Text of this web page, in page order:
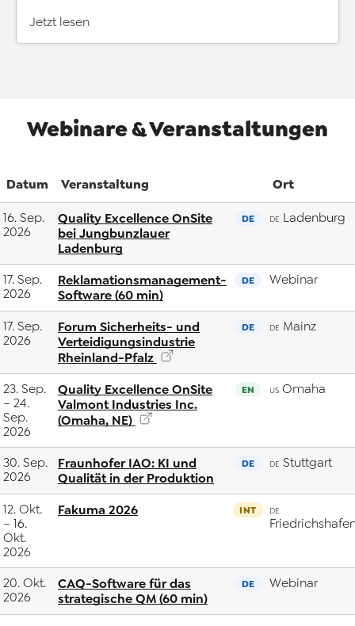
Jetzt lesen
Webinare & Veranstaltungen
Datum Veranstaltung Ort
16. Sep.
2026
Quality Excellence OnSite
bei Jungbunzlauer
Ladenburg
DE DE Ladenburg
17. Sep.
2026
Reklamationsmanagement-
Software (60 min)
DE Webinar
17. Sep.
2026
Forum Sicherheits- und
Verteidigungsindustrie
Rheinland-Pfalz
DE DE Mainz
23. Sep.
– 24.
Sep.
2026
Quality Excellence OnSite
Valmont Industries Inc.
(Omaha, NE)
EN US Omaha
30. Sep.
2026
Fraunhofer IAO: KI und
Qualität in der Produktion
DE DE Stuttgart
12. Okt.
– 16.
Okt.
2026
Fakuma 2026 INT DE
20. Okt.
2026
CAQ-Software für das
strategische QM (60 min)
DE Webinar